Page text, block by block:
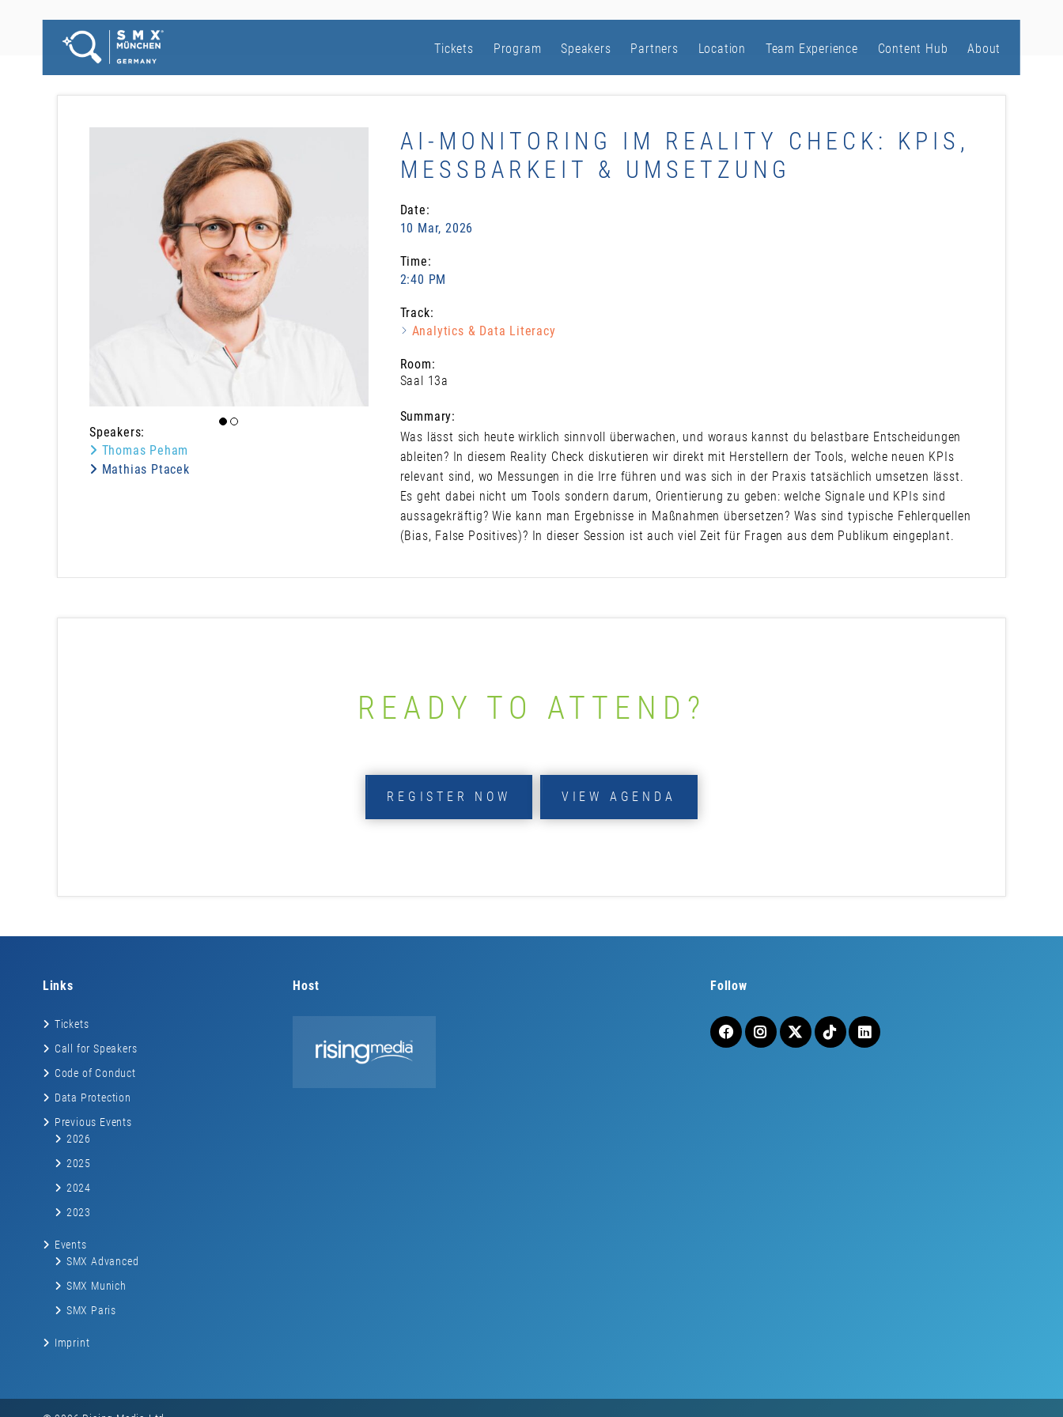
Tickets Program Speakers Partners Location Team Experience Content Hub About
Speakers:
Thomas Peham
Mathias Ptacek
AI-MONITORING IM REALITY CHECK: KPIS,
MESSBARKEIT & UMSETZUNG
Date:
10 Mar, 2026
Time:
2:40 PM
Track:
Analytics & Data Literacy
Room:
Saal 13a
Summary:
Was lässt sich heute wirklich sinnvoll überwachen, und woraus kannst du belastbare Entscheidungen
ableiten? In diesem Reality Check diskutieren wir direkt mit Herstellern der Tools, welche neuen KPIs
relevant sind, wo Messungen in die Irre führen und was sich in der Praxis tatsächlich umsetzen lässt.
Es geht dabei nicht um Tools sondern darum, Orientierung zu geben: welche Signale und KPIs sind
aussagekräftig? Wie kann man Ergebnisse in Maßnahmen übersetzen? Was sind typische Fehlerquellen
(Bias, False Positives)? In dieser Session ist auch viel Zeit für Fragen aus dem Publikum eingeplant.
READY TO ATTEND?
REGISTER NOW VIEW AGENDA
Links
Tickets
Call for Speakers
Code of Conduct
Data Protection
Previous Events
2026
2025
2024
2023
Events
SMX Advanced
SMX Munich
SMX Paris
Imprint
Host Follow